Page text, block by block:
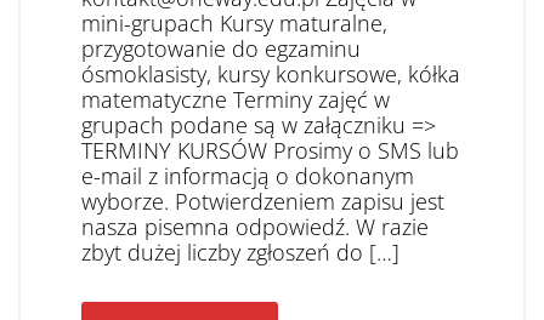
mini-grupach Kursy maturalne,
przygotowanie do egzaminu
ósmoklasisty, kursy konkursowe, kółka
matematyczne Terminy zajęć w
grupach podane są w załączniku =>
TERMINY KURSÓW Prosimy o SMS lub
e-mail z informacją o dokonanym
wyborze. Potwierdzeniem zapisu jest
nasza pisemna odpowiedź. W razie
zbyt dużej liczby zgłoszeń do […]